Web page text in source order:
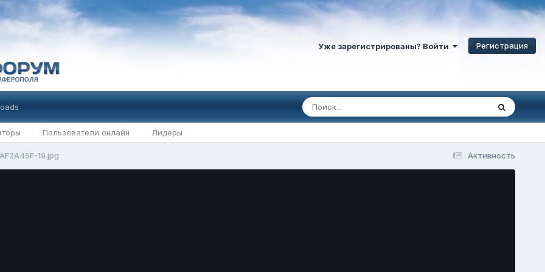
Уже зарегистрированы? Войти Регистрация
Пользователи онлайн Лидеры
Активность
19.jpg